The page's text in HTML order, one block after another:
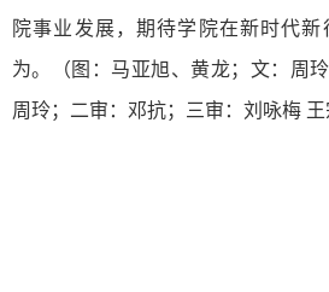
院事业发展，期待学院在新时代
为。
（图：马亚旭、黄龙； 文：周
周玲；二审：邓抗；三审：刘咏梅 王